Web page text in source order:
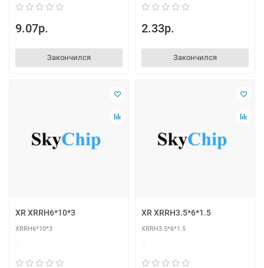
9.07р.
Закончился
2.33р.
Закончился
XR XRRH6*10*3
XRRH6*10*3
XR XRRH3.5*6*1.5
XRRH3.5*6*1.5